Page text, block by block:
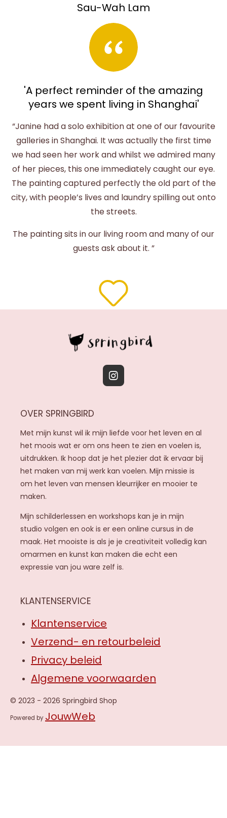
Sau-Wah Lam
'A perfect reminder of the amazing
years we spent living in Shanghai'
“Janine had a solo exhibition at one of our favourite
galleries in Shanghai. It was actually the first time
we had seen her work and whilst we admired many
of her pieces, this one immediately caught our eye.
The painting captured perfectly the old part of the
city, with people’s lives and laundry spilling out onto
the streets.
The painting sits in our living room and many of our
guests ask about it. ”
I
a
g
r
a
m
OVER SPRINGBIRD
Met mijn kunst wil ik mijn liefde voor het leven en al
het moois wat er om ons heen te zien en voelen is,
uitdrukken. Ik hoop dat je het plezier dat ik ervaar bij
het maken van mij werk kan voelen. Mijn missie is
om het leven van mensen kleurrijker en mooier te
maken.
Mijn schilderlessen en workshops kan je in mijn
studio volgen en ook is er een online cursus in de
maak. Het mooiste is als je je creativiteit volledig kan
omarmen en kunst kan maken die echt een
expressie van jou ware zelf is.
KLANTENSERVICE
Klantenservice
Verzend- en retourbeleid
Privacy beleid
Algemene voorwaarden
© 2023 - 2026 Springbird Shop
Powered by JouwWeb